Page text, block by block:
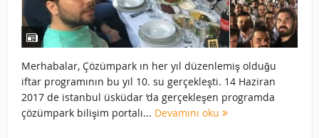
Merhabalar, Çözümpark ın her yıl düzenlemiş olduğu
iftar programının bu yıl 10. su gerçekleşti. 14 Haziran
2017 de istanbul üsküdar ‘da gerçekleşen programda
çözümpark bilişim portalı... Devamını oku